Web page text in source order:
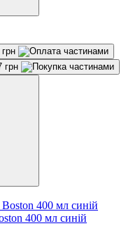
грн
400 мл синій